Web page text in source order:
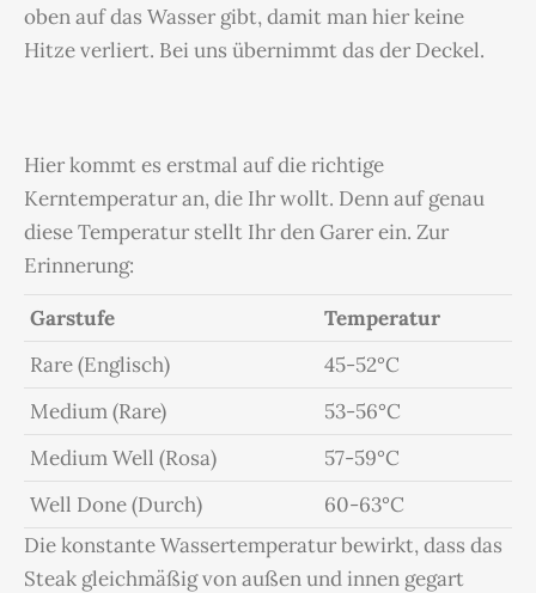
oben auf das Wasser gibt, damit man hier keine
Hitze verliert. Bei uns übernimmt das der Deckel.
Hier kommt es erstmal auf die richtige
Kerntemperatur an, die Ihr wollt. Denn auf genau
diese Temperatur stellt Ihr den Garer ein. Zur
Erinnerung:
Garstufe
Temperatur
Rare (Englisch)
45-52°C
Medium (Rare)
53-56°C
Medium Well (Rosa)
57-59°C
Well Done (Durch)
60-63°C
Die konstante Wassertemperatur bewirkt, dass das
Steak gleichmäßig von außen und innen gegart